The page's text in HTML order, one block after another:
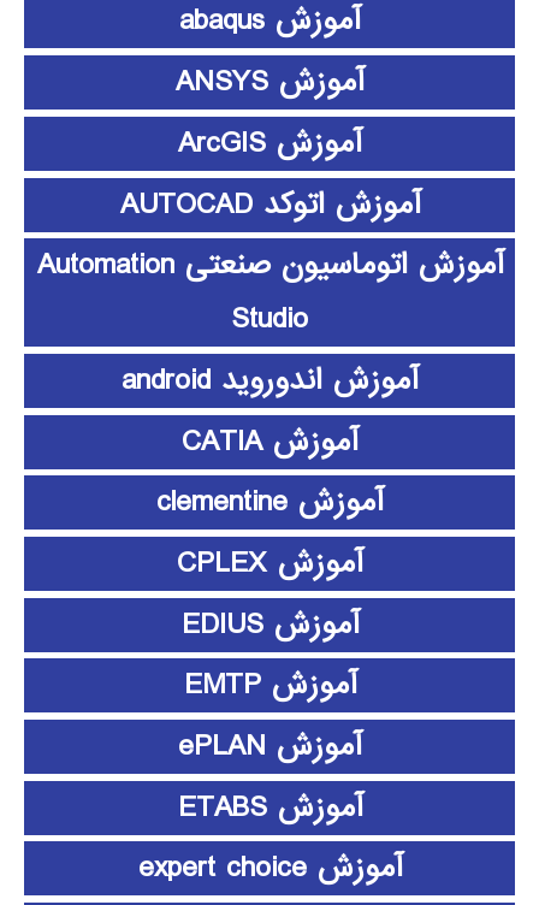
آموزش abaqus
آموزش ANSYS
آموزش ArcGIS
آموزش اتوکد AUTOCAD
آموزش اتوماسیون صنعتی Automation
Studio
آموزش اندوروید android
آموزش CATIA
آموزش clementine
آموزش CPLEX
آموزش EDIUS
آموزش EMTP
آموزش ePLAN
آموزش ETABS
آموزش expert choice